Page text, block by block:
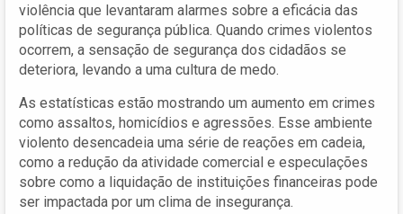
violência que levantaram alarmes sobre a eficácia das
políticas de segurança pública. Quando crimes violentos
ocorrem, a sensação de segurança dos cidadãos se
deteriora, levando a uma cultura de medo.
As estatísticas estão mostrando um aumento em crimes
como assaltos, homicídios e agressões. Esse ambiente
violento desencadeia uma série de reações em cadeia,
como a redução da atividade comercial e especulações
sobre como a liquidação de instituições financeiras pode
ser impactada por um clima de insegurança.